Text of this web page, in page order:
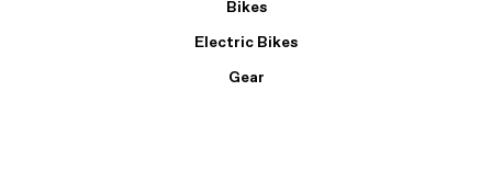
Bikes
Electric Bikes
Gear